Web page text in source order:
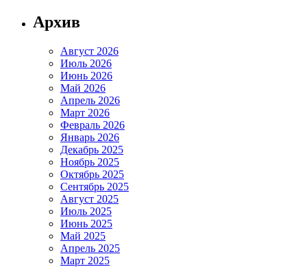
Архив
Август 2026
Июль 2026
Июнь 2026
Май 2026
Апрель 2026
Март 2026
Февраль 2026
Январь 2026
Декабрь 2025
Ноябрь 2025
Октябрь 2025
Сентябрь 2025
Август 2025
Июль 2025
Июнь 2025
Май 2025
Апрель 2025
Март 2025